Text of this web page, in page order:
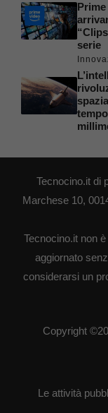
serie
Tecnocino.it di
Marchese 10,
Tecnocino.it non
aggiornato
considerarsi un
Copyright
Le attività